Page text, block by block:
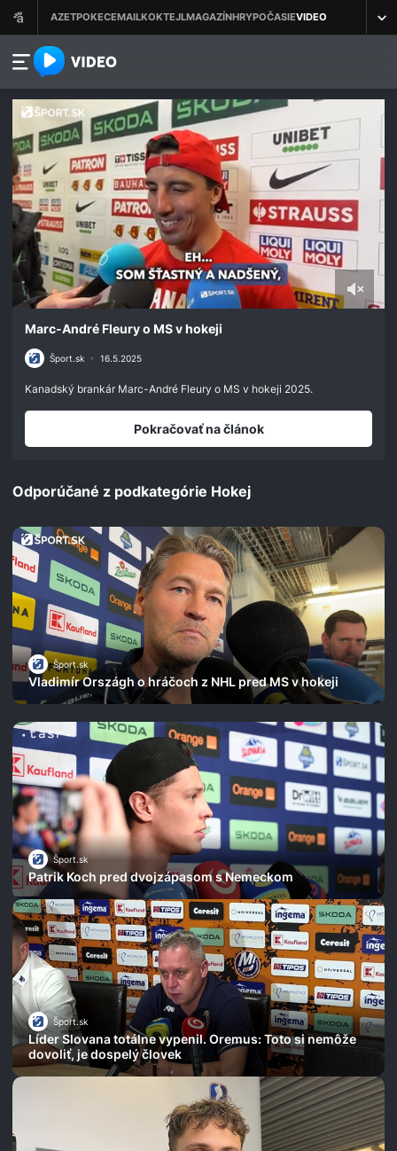
azet.video.sk
seconds
58
seconds
Marc-André Fleury o MS v hokeji
Šport.sk • 16.5.2025
Kanadský brankár Marc-André Fleury o MS v hokeji 2025.
Pokračovať na článok
Odporúčané z podkategórie Hokej
Šport.sk
Vladimír Országh o hráčoch z NHL pred MS v hokeji
Šport.sk
Patrik Koch pred dvojzápasom s Nemeckom
Šport.sk
Líder Slovana totálne vypenil. Oremus: Toto si nemôže
dovoliť, je dospelý človek